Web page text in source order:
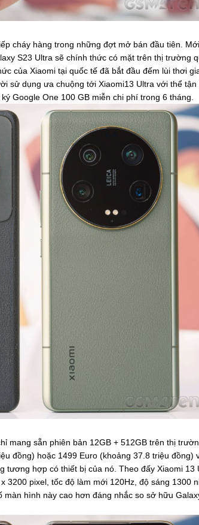
cháy hàng trong những đợt mở bán đầu tiên.
S23 Ultra sẽ chính thức có mặt trên thị trường
của Xiaomi tại quốc tế đã bắt đầu đếm lùi thơi
sử dụng ưa chuộng tới Xiaomi13 Ultra với thể
Google One 100 GB miễn chi phí trong 6 tháng.
mang sẵn phiên bản 12GB + 512GB trên thị
đồng) hoặc 1499 Euro (khoảng 37.8 triệu đồng)
tương hợp có thiết bị của nó. Theo đấy Xiaomi 13
3200 pixel, tốc độ làm mới 120Hz, độ sáng 1300
hình này cao hơn đáng nhắc so sở hữu